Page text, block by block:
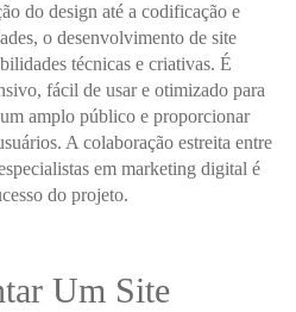
do design até a codificação e
o desenvolvimento de site
técnicas e criativas. É
fácil de usar e otimizado para
amplo público e proporcionar
A colaboração estreita entre
em marketing digital é
do projeto.
Um Site